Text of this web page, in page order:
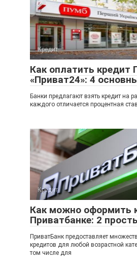
Кредит
Как оплатить кредит
«Приват24»: 4
Банки предлагают взять кредит на
каждого отличается процентная
Кредит
Как можно оформить
Приватбанке: 2
ПриватБанк предоставляет
кредитов для любой возрастной
том числе для